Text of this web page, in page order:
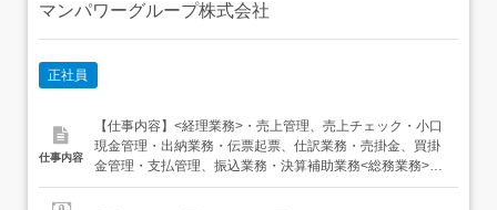
マンパワーグループ株式会社
正社員
仕事内容
【仕事内容】<経理業務>・売上管理、売上チェック・小口
現金管理・出納業務・伝票起票、仕訳業務・売掛金、買掛
金管理・支払管理、振込業務・決算補助業務<総務業務>・
電話、来客対応・備品、設備管理・各種書類作成・ファイ